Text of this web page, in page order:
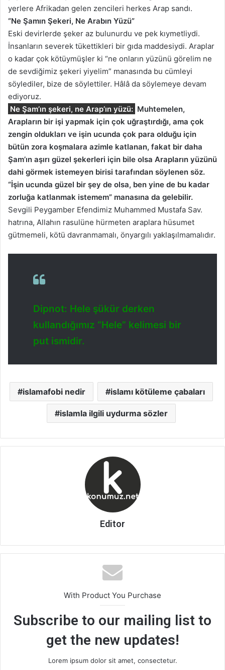
yerlere Afrikadan gelen zencileri herkes Arap sandı.
“Ne Şamın Şekeri, Ne Arabın Yüzü”
Eski devirlerde şeker az bulunurdu ve pek kıymetliydi.
İnsanların severek tükettikleri bir gıda maddesiydi. Araplar
o kadar çok kötüymüşler ki “ne onların yüzünü görelim ne
de sevdiğimiz şekeri yiyelim” manasında bu cümleyi
söylediler, bize de söylettiler. Hâlâ da söylemeye devam
ediyoruz.
Ne Şam’ın şekeri, ne Arap’ın yüzü: Muhtemelen,
Arapların bir işi yapmak için çok uğraştırdığı, ama çok
zengin oldukları ve işin ucunda çok para olduğu için
bütün zora koşmalara azimle katlanan, fakat bir daha
Şam’ın aşırı güzel şekerleri için bile olsa Arapların yüzünü
dahi görmek istemeyen birisi tarafından söylenen söz.
“İşin ucunda güzel bir şey de olsa, ben yine de bu kadar
zorluğa katlanmak istemem” manasına da gelebilir.
Sevgili Peygamber Efendimiz Muhammed Mustafa Sav.
hatrına, Allahın rasulüne hürmeten araplara hüsumet
gütmemeli, kötü davranmamalı, önyargılı yaklaşılmamalıdır.
Dipnot: Hele şükür derken
kullandığımız “Hele” kelimesi bir
put ismidir.
islamafobi nedir islamı kötüleme çabaları
islamla ilgili uydurma sözler
Editor
With Product You Purchase
Subscribe to our mailing list to
get the new updates!
Lorem ipsum dolor sit amet, consectetur.